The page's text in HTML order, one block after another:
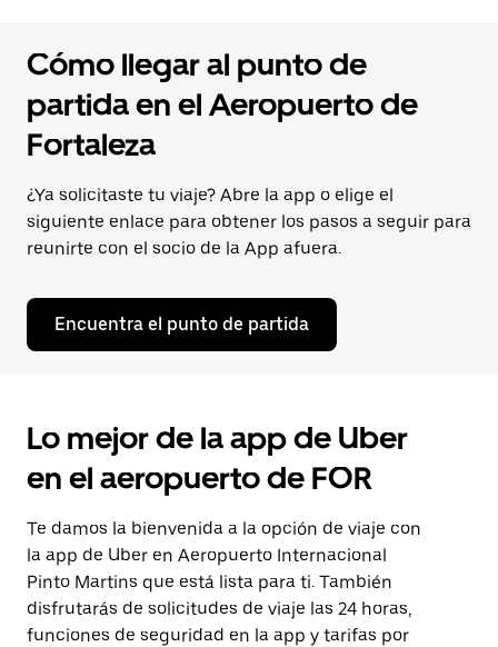
Cómo llegar al punto de
partida en el Aeropuerto de
Fortaleza
¿Ya solicitaste tu viaje? Abre la app o elige el
siguiente enlace para obtener los pasos a seguir para
reunirte con el socio de la App afuera.
Encuentra el punto de partida
Lo mejor de la app de Uber
en el aeropuerto de FOR
Te damos la bienvenida a la opción de viaje con
la app de Uber en Aeropuerto Internacional
Pinto Martins que está lista para ti. También
disfrutarás de solicitudes de viaje las 24 horas,
funciones de seguridad en la app y tarifas por